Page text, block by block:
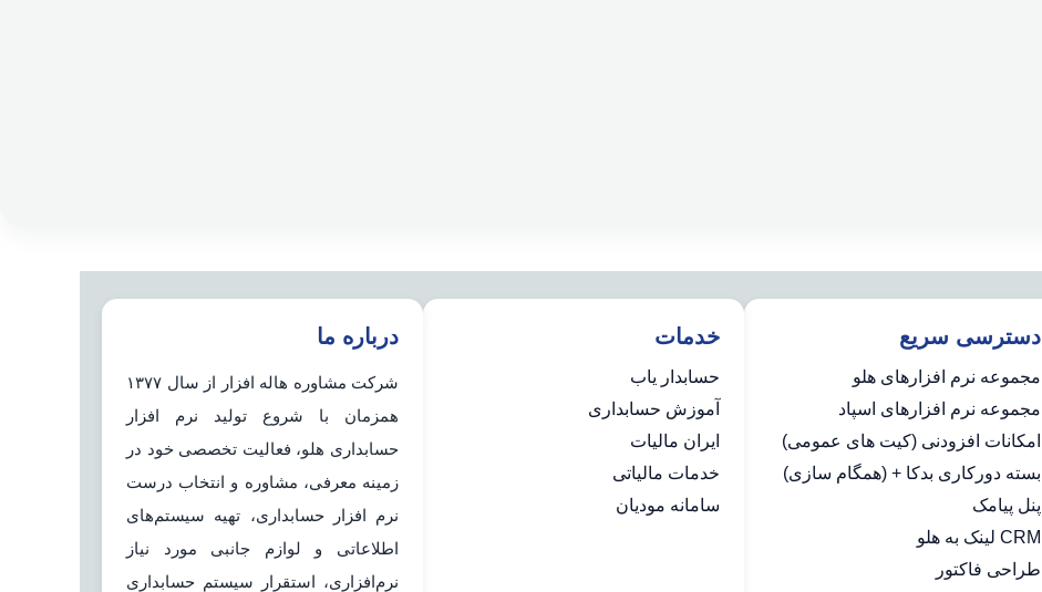
دسترسی سریع
مجموعه نرم افزارهای هلو
مجموعه نرم افزارهای اسپاد
امکانات افزودنی (کیت های عمومی)
بسته دورکاری بدکا + (همگام سازی)
پنل پیامک
CRM لینک به هلو
طراحی فاکتور
خدمات
حسابدار یاب
آموزش حسابداری
ایران مالیات
خدمات مالیاتی
سامانه مودیان
درباره ما
شرکت مشاوره هاله افزار از سال ۱۳۷۷
همزمان با شروع تولید نرم افزار
حسابداری هلو، فعالیت تخصصی خود در
زمینه معرفی، مشاوره و انتخاب درست
نرم افزار حسابداری، تهیه سیستم‌های
اطلاعاتی و لوازم جانبی مورد نیاز
نرم‌افزاری، استقرار سیستم حسابداری